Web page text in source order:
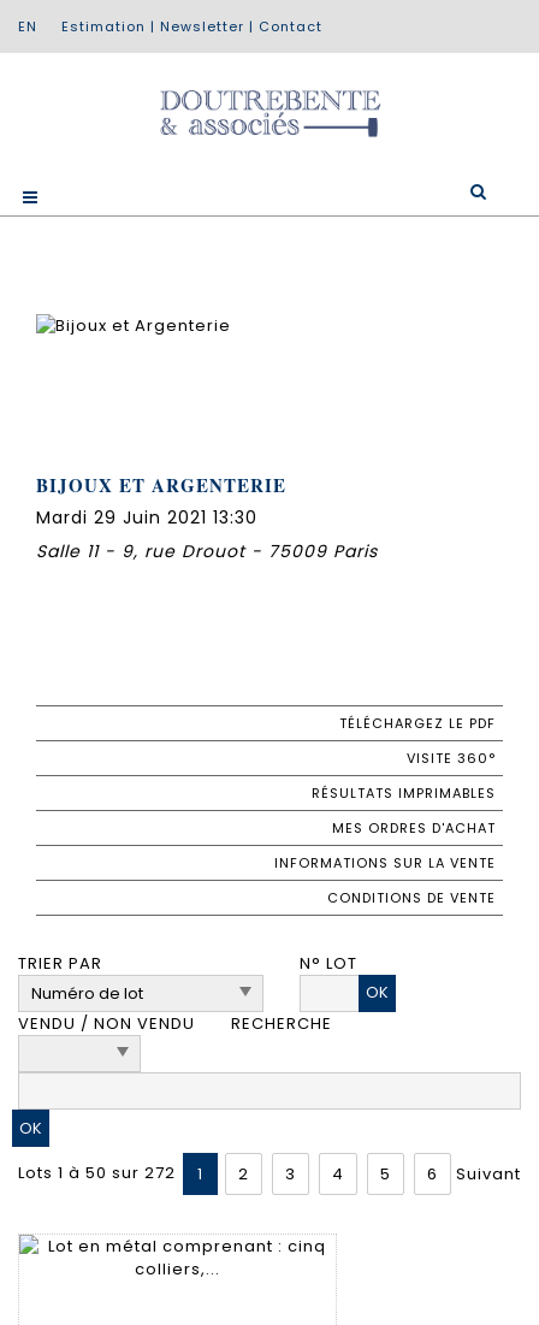
Estimation | Newsletter | Contact
BIJOUX ET ARGENTERIE
Mardi 29 Juin 2021 13:30
Salle 11 - 9, rue Drouot - 75009 Paris
TÉLÉCHARGEZ LE PDF
VISITE 360°
RÉSULTATS IMPRIMABLES
MES ORDRES D'ACHAT
INFORMATIONS SUR LA VENTE
CONDITIONS DE VENTE
TRIER PAR
N° LOT
OK
VENDU / NON VENDU
RECHERCHE
Lots 1 à 50 sur 272 1 2 3 4 5 6 Suivant